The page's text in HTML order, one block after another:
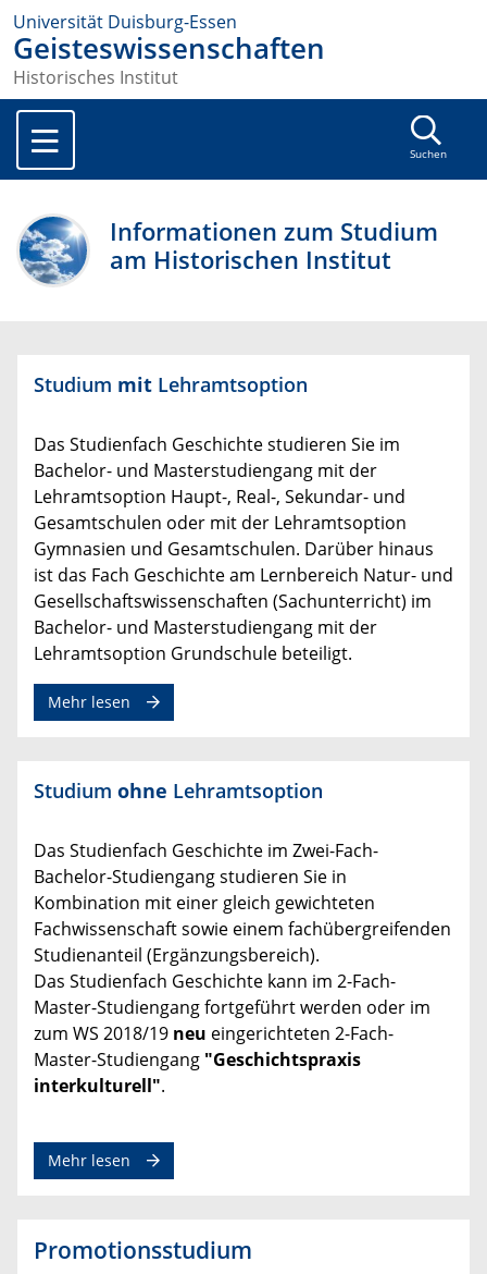
Universität Duisburg-Essen
Geisteswissenschaften
Historisches Institut
Suchen
Informationen zum Studium
am Historischen Institut
Studium mit Lehramtsoption
Das Studienfach Geschichte studieren Sie im
Bachelor- und Masterstudiengang mit der
Lehramtsoption Haupt-, Real-, Sekundar- und
Gesamtschulen oder mit der Lehramtsoption
Gymnasien und Gesamtschulen. Darüber hinaus
ist das Fach Geschichte am Lernbereich Natur- und
Gesellschaftswissenschaften (Sachunterricht) im
Bachelor- und Masterstudiengang mit der
Lehramtsoption Grundschule beteiligt.
Mehr lesen zum Thema
Studium ohne Lehramtsoption
Das Studienfach Geschichte im Zwei-Fach-
Bachelor-Studiengang studieren Sie in
Kombination mit einer gleich gewichteten
Fachwissenschaft sowie einem fachübergreifenden
Studienanteil (Ergänzungsbereich).
Das Studienfach Geschichte kann im 2-Fach-
Master-Studiengang fortgeführt werden oder im
zum WS 2018/19 neu eingerichteten 2-Fach-
Master-Studiengang "Geschichtspraxis
interkulturell".
Mehr lesen zum Thema
Promotionsstudium